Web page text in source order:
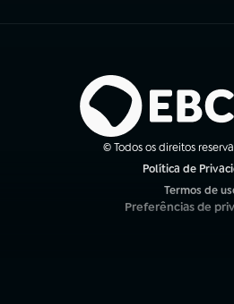
© Todos os direitos
Política de
Termos de
(abre em
Preferências de